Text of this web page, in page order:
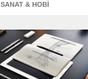
SANAT & HOBİ